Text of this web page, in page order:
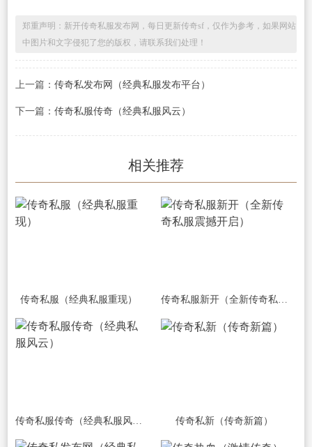
郑重声明：新开传奇私服发布网，每日更新传奇sf，仅作为参考，如果网站
中图片和文字侵犯了您的版权，请联系我们处理！
上一篇： 传奇私发布网（经典私服发布平台）
下一篇： 传奇私服传奇（经典私服风云）
相关推荐
传奇私服（经典私服重现）
传奇私服传奇（经典私服风云） 传奇私新（传奇新篇）